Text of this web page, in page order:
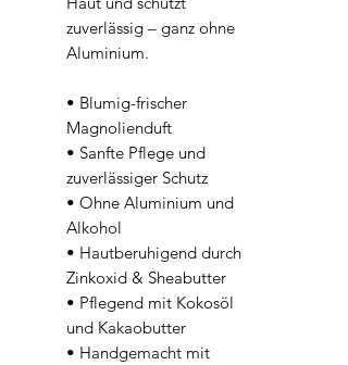
zuverlässig – ganz ohne
Aluminium.
• Blumig-frischer
Magnolienduft
• Sanfte Pflege und
zuverlässiger Schutz
• Ohne Aluminium und
Alkohol
• Hautberuhigend durch
Zinkoxid & Sheabutter
• Pflegend mit Kokosöl
und Kakaobutter
• Handgemacht mit